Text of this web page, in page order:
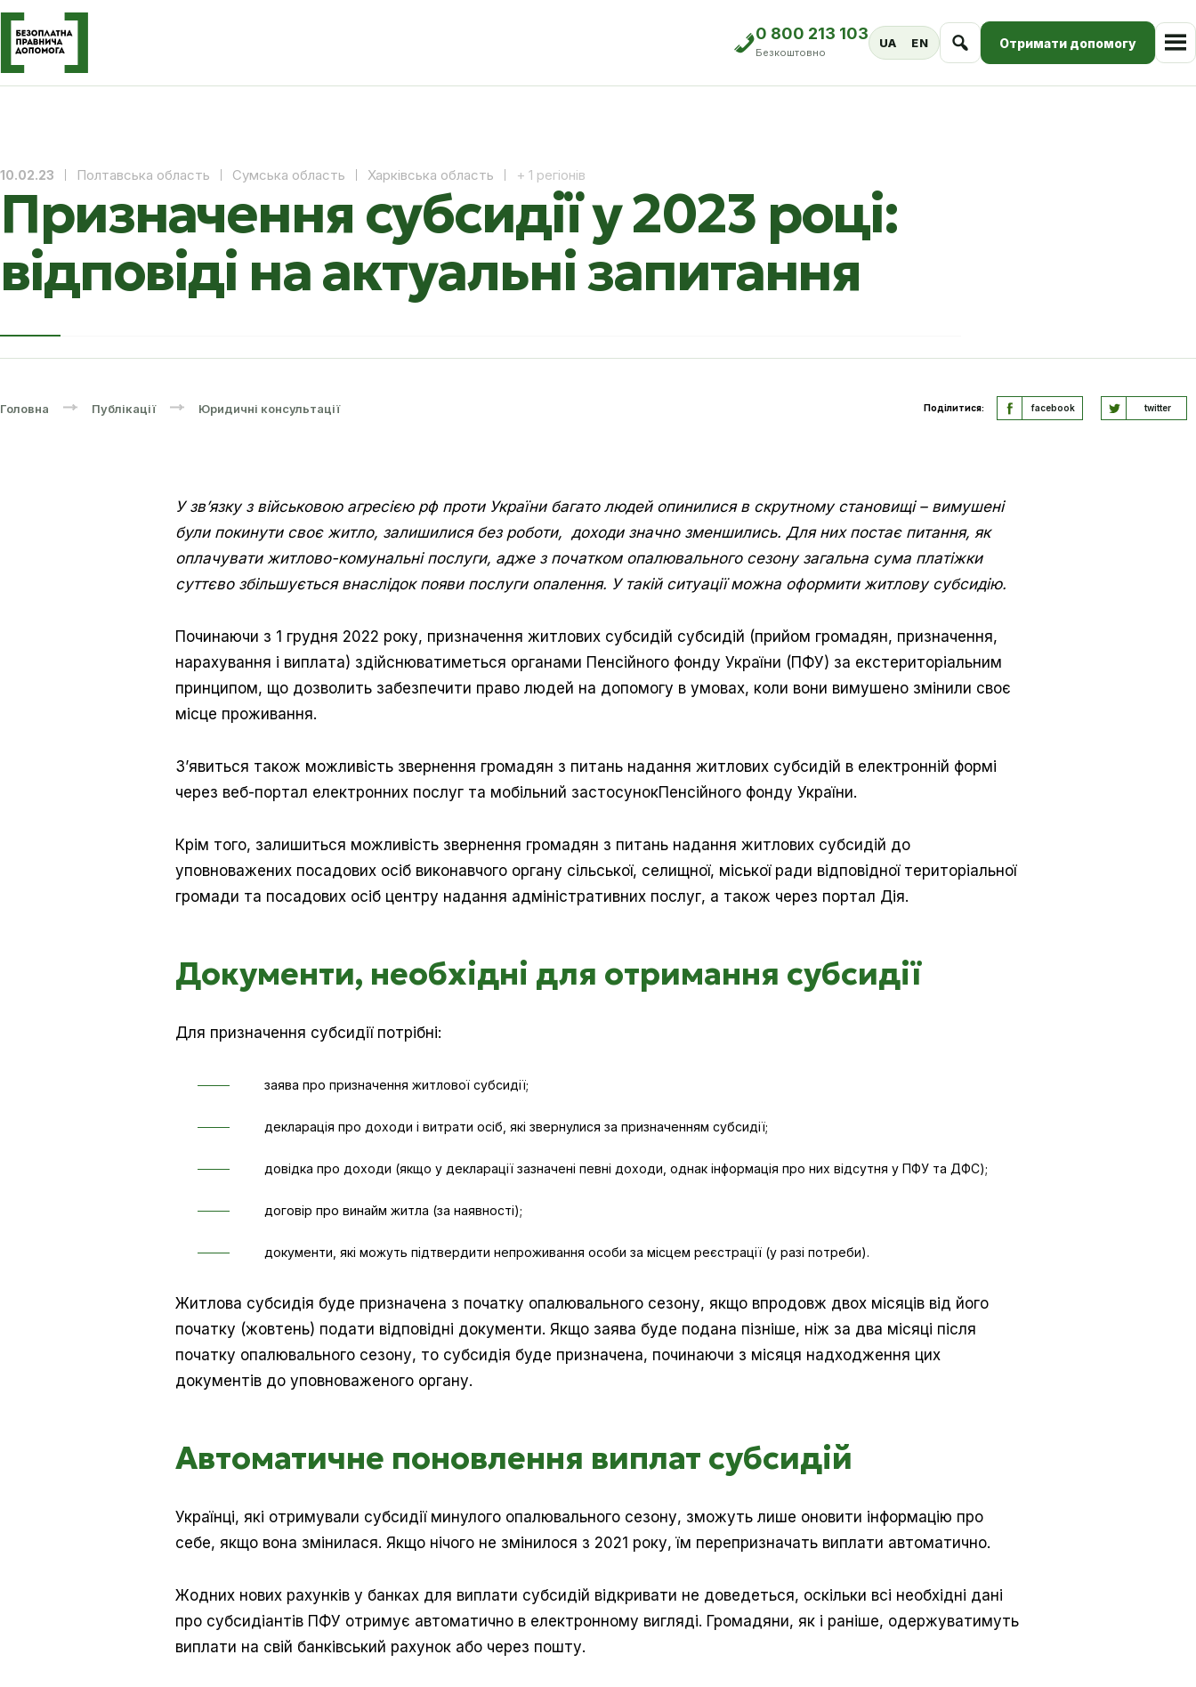
0 800 213 103
Безкоштовно
UA EN Отримати допомогу
10.02.23 Полтавська область Сумська область Харківська область + 1 регіонів
Призначення субсидії у 2023 році:
відповіді на актуальні запитання
Головна Публікації Юридичні консультації Поділитися: facebook twitter
У зв’язку з військовою агресією рф проти України багато людей опинилися в скрутному становищі – вимушені
були покинути своє житло, залишилися без роботи, доходи значно зменшились. Для них постає питання, як
оплачувати житлово-комунальні послуги, адже з початком опалювального сезону загальна сума платіжки
суттєво збільшується внаслідок появи послуги опалення. У такій ситуації можна оформити житлову субсидію.
Починаючи з 1 грудня 2022 року, призначення житлових субсидій субсидій (прийом громадян, призначення,
нарахування і виплата) здійснюватиметься органами Пенсійного фонду України (ПФУ) за екстериторіальним
принципом, що дозволить забезпечити право людей на допомогу в умовах, коли вони вимушено змінили своє
місце проживання.
З’явиться також можливість звернення громадян з питань надання житлових субсидій в електронній формі
через веб-портал електронних послуг та мобільний застосунокПенсійного фонду України.
Крім того, залишиться можливість звернення громадян з питань надання житлових субсидій до
уповноважених посадових осіб виконавчого органу сільської, селищної, міської ради відповідної територіальної
громади та посадових осіб центру надання адміністративних послуг, а також через портал Дія.
Документи, необхідні для отримання субсидії
Для призначення субсидії потрібні:
заява про призначення житлової субсидії;
декларація про доходи і витрати осіб, які звернулися за призначенням субсидії;
довідка про доходи (якщо у декларації зазначені певні доходи, однак інформація про них відсутня у ПФУ та ДФС);
договір про винайм житла (за наявності);
документи, які можуть підтвердити непроживання особи за місцем реєстрації (у разі потреби).
Житлова субсидія буде призначена з початку опалювального сезону, якщо впродовж двох місяців від його
початку (жовтень) подати відповідні документи. Якщо заява буде подана пізніше, ніж за два місяці після
початку опалювального сезону, то субсидія буде призначена, починаючи з місяця надходження цих
документів до уповноваженого органу.
Автоматичне поновлення виплат субсидій
Українці, які отримували субсидії минулого опалювального сезону, зможуть лише оновити інформацію про
себе, якщо вона змінилася. Якщо нічого не змінилося з 2021 року, їм перепризначать виплати автоматично.
Жодних нових рахунків у банках для виплати субсидій відкривати не доведеться, оскільки всі необхідні дані
про субсидіантів ПФУ отримує автоматично в електронному вигляді. Громадяни, як і раніше, одержуватимуть
виплати на свій банківський рахунок або через пошту.